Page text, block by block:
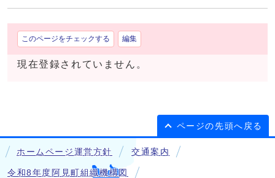
このページをチェックする 編集
現在登録されていません。
ページの先頭へ戻る
ホームページ運営方針 交通案内
令和8年度阿見町組織機構図